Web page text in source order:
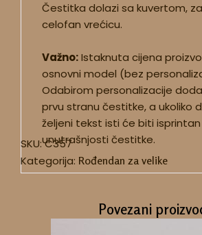
Čestitka dolazi sa kuvertom,
celofan vrećicu.
Važno:Istaknuta cijena
osnovni model (bez
Odabirom personalizacije
prvu stranu čestitke, a ukoliko
željeni tekst isti će biti isprintan
unutrašnjosti čestitke.
SKU:C357
Kategorija: Rođendan za velike
Povezani